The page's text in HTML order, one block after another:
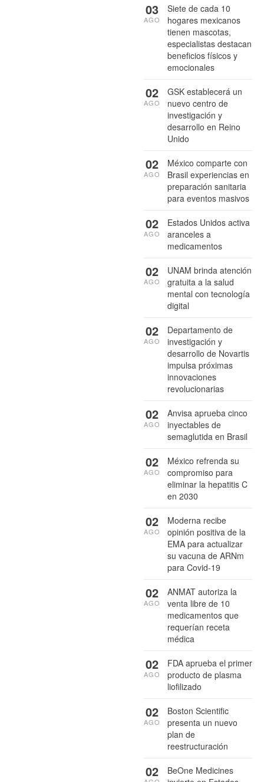
Siete de cada 10
hogares mexicanos
tienen mascotas,
especialistas destacan
beneficios físicos y
emocionales
03
AGO
GSK establecerá un
nuevo centro de
investigación y
desarrollo en Reino
Unido
02
AGO
México comparte con
Brasil experiencias en
preparación sanitaria
para eventos masivos
02
AGO
Estados Unidos activa
aranceles a
medicamentos
02
AGO
UNAM brinda atención
gratuita a la salud
mental con tecnología
digital
02
AGO
Departamento de
investigación y
desarrollo de Novartis
impulsa próximas
innovaciones
revolucionarias
02
AGO
Anvisa aprueba cinco
inyectables de
semaglutida en Brasil
02
AGO
México refrenda su
compromiso para
eliminar la hepatitis C
en 2030
02
AGO
Moderna recibe
opinión positiva de la
EMA para actualizar
su vacuna de ARNm
para Covid-19
02
AGO
ANMAT autoriza la
venta libre de 10
medicamentos que
requerían receta
médica
02
AGO
FDA aprueba el primer
producto de plasma
liofilizado
02
AGO
Boston Scientific
presenta un nuevo
plan de
reestructuración
02
AGO
BeOne Medicines
02